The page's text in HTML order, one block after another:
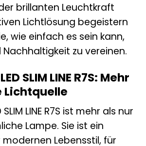
brillanten Leuchtkraft
Lichtlösung begeistern
wie einfach es sein kann,
zu vereinen.
SLIM LINE R7S: Mehr
Lichtquelle
SLIM LINE R7S ist mehr als nur
Lampe. Sie ist ein
Lebensstil, für